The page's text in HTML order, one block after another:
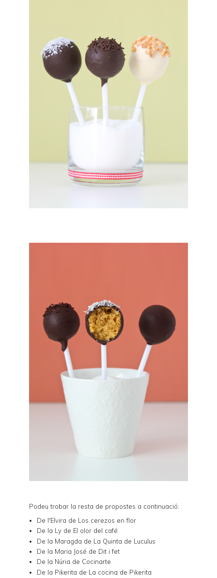
Podeu trobar la resta de propostes a continuació:
De l'Elvira de Los cerezos en flor
De la Ly de El olor del café
De la Maragda de La Quinta de Luculus
De la Maria José de Dit i fet
De la Núria de Cocinarte
De la Pikerita de La cocina de Pikerita